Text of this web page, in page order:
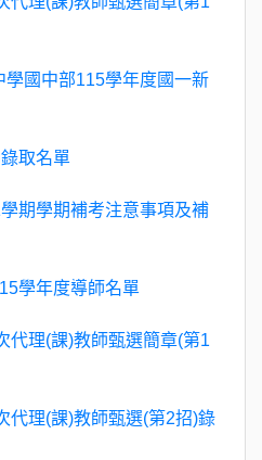
學國中部115學年度國一新
取名單
期學期補考注意事項及補
學年度導師名單
代理(課)教師甄選簡章(第1
代理(課)教師甄選(第2招)錄